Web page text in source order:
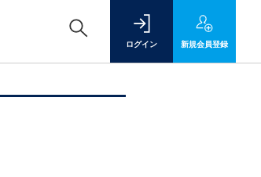
ログイン 新規会員登録